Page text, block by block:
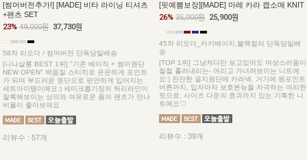
[썸머버전추가!] [MADE] 비타 라이닝 티셔츠
+팬츠 SET
23% 49,000원 37,730원
58차 리오더 / 썸머버전 단독당일배송
[나나살롱 BEST 1위] "기존 베이직 + 썸머원단
NEW OPEN" 박음질 스티치로 은은하게 포인트
가 되며 부드러운 원단으로 편안하게 입어지는
세트아이템이예요:) 세미크롭기장의 허리라인이
잘록해보이는 상의와 여유로운 품의 팬츠가 만나
비율이 좋아보여요
리뷰수 : 57개
[핏예쁨보장][MADE] 마레 카라 캡소매 KNIT
26% 35,000원 25,900원
45차 리오더_카키베이지,블랙컬러 단독당일배
송
[TOP 1위] 그냥쳐다만 보고있어도 여성스러움이
철철 흘러내리는- 여리고 가녀려보이는 니트예
요:) 잔잔한 골지원단에 카라넥, 거기에 원포인트
버튼까지, 입자마자 보호본능을 자극하는 여리한
핏으로, 사이즈 다운의 효과까지 있는 기특한 니
트예요♡
리뷰수 : 39개